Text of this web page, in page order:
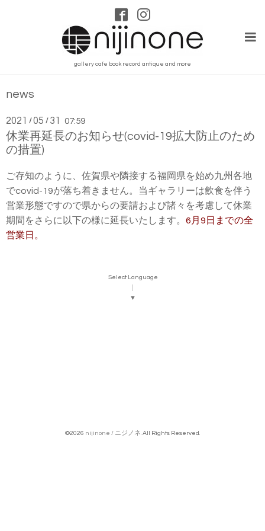
gallery cafe book record antique and more
news
2021 /05 / 31 07:59
休業再延長のお知らせ(covid-19拡大防止のため
の措置)
ご存知のように、佐賀県や隣接する福岡県を始め九州各地
でcovid-19が落ち着きません。当ギャラリーは飲食を伴う
営業形態ですので県からの要請および諸々を考慮して休業
期間をさらに以下の様に延長いたします。 6月9日までの全
営業日。
Select Language
▼
©2026 nijinone / ニジノネ . All Rights Reserved.